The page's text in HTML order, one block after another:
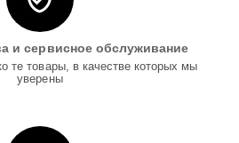
и сервисное обслуживание
те товары, в качестве которых мы
уверены